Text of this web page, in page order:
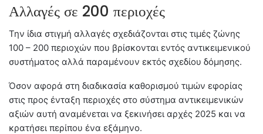
Αλλαγές σε 200 περιοχές
Την ίδια στιγμή αλλαγές σχεδιάζονται στις τιμές ζώνης
100 – 200 περιοχών που βρίσκονται εντός αντικειμενικού
συστήματος αλλά παραμένουν εκτός σχεδίου δόμησης.
Όσον αφορά στη διαδικασία καθορισμού τιμών εφορίας
στις προς ένταξη περιοχές στο σύστημα αντικειμενικών
αξιών αυτή αναμένεται να ξεκινήσει αρχές 2025 και να
κρατήσει περίπου ένα εξάμηνο.